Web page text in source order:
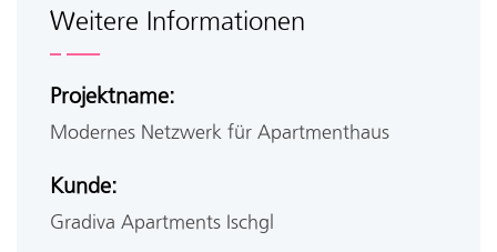
Weitere Informationen
Projektname:
Modernes Netzwerk für Apartmenthaus
Kunde:
Gradiva Apartments Ischgl